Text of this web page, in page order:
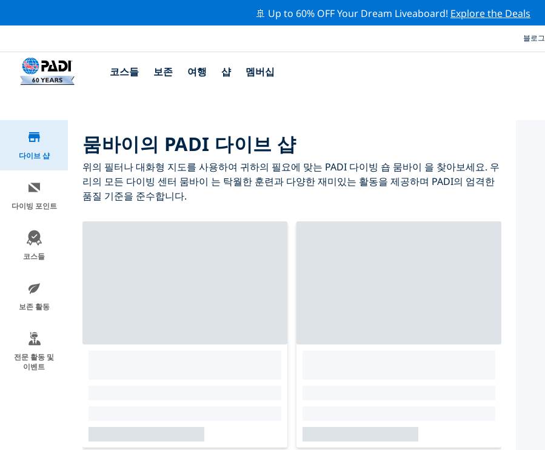
🚢 Up to 60% OFF Your Dream Liveaboard! Explore the Deals
블로그
코스들 보존 여행 샵 멤버십
다이브 샵
다이빙 포인트
코스들
보존 활동
전문 활동 및
이벤트
뭄바이의 PADI 다이브 샵
위의 필터나 대화형 지도를 사용하여 귀하의 필요에 맞는 PADI 다이빙 숍 뭄바이 을 찾아보세요. 우
리의 모든 다이빙 센터 뭄바이 는 탁월한 훈련과 다양한 재미있는 활동을 제공하며 PADI의 엄격한
품질 기준을 준수합니다.